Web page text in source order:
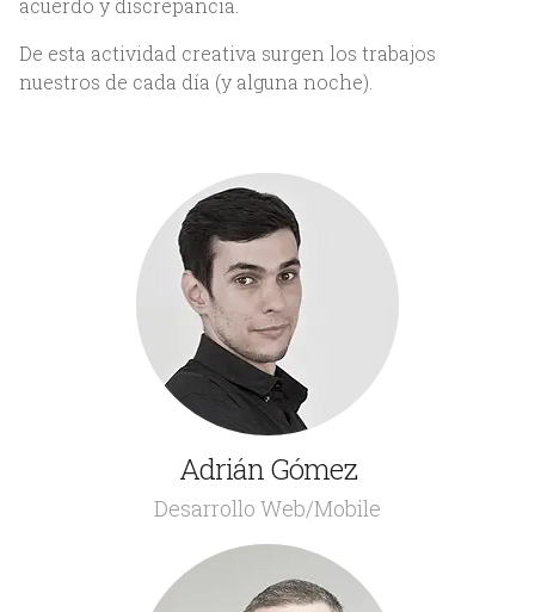
acuerdo y discrepancia.
De esta actividad creativa surgen los trabajos
nuestros de cada día (y alguna noche).
Adrián Gómez
Desarrollo Web/Mobile
Soy ese que tiene la pantalla llena de cosas que no se
entienden, algunos me llaman programador.
Creciendo rodeado de creatividad y publicidad.